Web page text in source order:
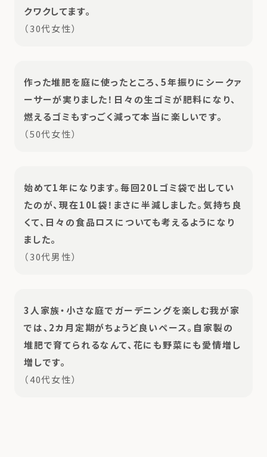
クワクしてます。
（30代女性）
作った堆肥を庭に使ったところ、5年振りにシークァ
ーサーが実りました！日々の生ゴミが肥料になり、
燃えるゴミもすっごく減って本当に楽しいです。
（50代女性）
始めて1年になります。毎回20Lゴミ袋で出してい
たのが、現在10L袋！まさに半減しました。気持ち良
くて、日々の食品ロスについても考えるようになり
ました。
（30代男性）
3人家族・小さな庭でガーデニングを楽しむ我が家
では、2カ月定期がちょうど良いペース。自家製の
堆肥で育てられるなんて、花にも野菜にも愛情増し
増しです。
（40代女性）